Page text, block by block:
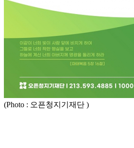
(Photo : 오픈청지기재단 )